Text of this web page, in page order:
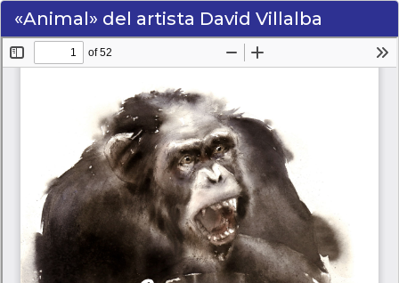
«Animal» del artista David Villalba